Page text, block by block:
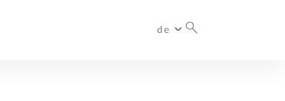
de